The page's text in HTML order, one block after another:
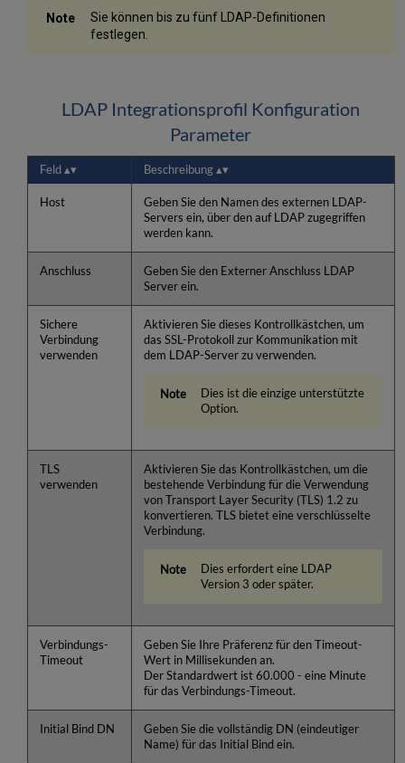
Sie können bis zu fünf LDAP-Definitionen
festlegen.
LDAP Integrationsprofil Konfiguration
Parameter
Feld Beschreibung
Host
Geben Sie den Namen des externen LDAP-
Servers ein, über den auf LDAP zugegriffen
werden kann.
Anschluss
Geben Sie den Externer Anschluss LDAP
Server ein.
Sichere
Verbindung
verwenden
Aktivieren Sie dieses Kontrollkästchen, um
das SSL-Protokoll zur Kommunikation mit
dem LDAP-Server zu verwenden.
Dies ist die einzige unterstützte
Option.
TLS
verwenden
Aktivieren Sie das Kontrollkästchen, um die
bestehende Verbindung für die Verwendung
von Transport Layer Security (TLS) 1.2 zu
konvertieren. TLS bietet eine verschlüsselte
Verbindung.
Dies erfordert eine LDAP
Version 3 oder später.
Verbindungs-
Timeout
Geben Sie Ihre Präferenz für den Timeout-
Wert in Millisekunden an.
Der Standardwert ist 60.000 - eine Minute
für das Verbindungs-Timeout.
Initial Bind DN
Geben Sie die vollständig DN (eindeutiger
Name) für das Initial Bind ein.